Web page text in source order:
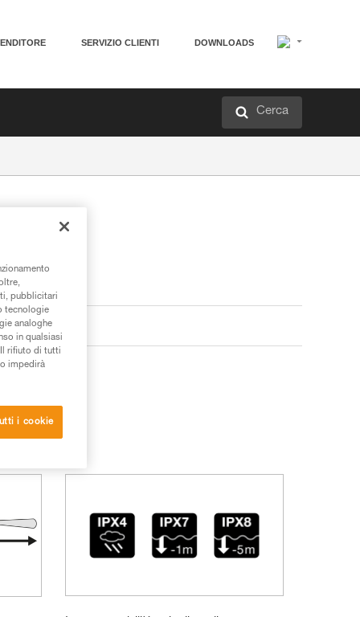
SERVIZIO CLIENTI DOWNLOADS
Cerca
pubblicitari
tecnologie
analoghe
in qualsiasi
rifiuto di tutti
impedirà
i cookie